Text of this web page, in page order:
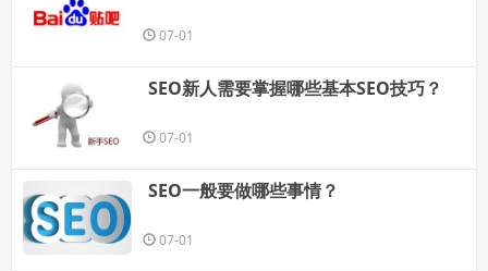
07-01
SEO新人需要掌握哪些基本SEO技巧？
07-01
SEO一般要做哪些事情？
07-01